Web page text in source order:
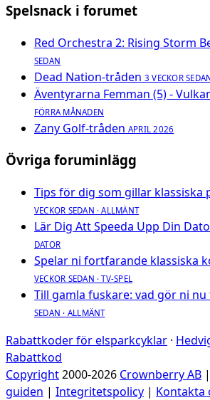
Spelsnack i forumet
Red Orchestra 2: Rising Storm
SEDAN
Dead Nation-tråden 3 VECKOR
Äventyrarna Femman (5) -
FÖRRA MÅNADEN
Zany Golf-tråden APRIL 2026
Övriga foruminlägg
Tips för dig som gillar klassiska
VECKOR SEDAN · ALLMÄNT
Lär Dig Att Speeda Upp Din
DATOR
Spelar ni fortfarande klassiska
VECKOR SEDAN · TV-SPEL
Till gamla fuskare: vad gör ni
SEDAN · ALLMÄNT
Rabattkoder för elsparkcyklar ·
Rabattkod
Copyright2000-2026 Crownberry AB |
guiden | Integritetspolicy | Kontakta